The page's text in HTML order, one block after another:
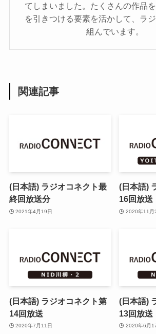
てしまいました。たくさんの作品
を引きつける要素を活かして、ラ
組んでいます。
関連記事
(日本語) ラジオコネクト最
終回放送分
2021年4月19日
(日本語)
16回放送
2020年11月
(日本語) ラジオコネクト第
14回放送
2020年7月11日
(日本語)
13回放送
2020年6月